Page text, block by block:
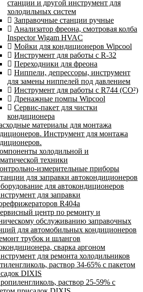
станции и другой инструмент для
холодильных систем
Заправочные станции ручные
Анализатор фреона, смотровая колба
Inspector Wigam HVAC
Мойки для кондиционеров Wipcool
Инструмент для работы с R-32
Переходники для фреона
Ниппели, депрессоры, инструмент
для замены ниппелей под давлением
Инструмент для работы с R744 (CO²)
Дренажные помпы Wipcool
Сервис-пакет для чистки
кондиционера
материалы для монтажа
Инструмент для монтажа
холодильной и
техники
измерительные приборы
для заправки автокондиционеров
для автокондиционеров
для заправки
R404a
центр по ремонту и
обслуживанию заправочных
для автомобильных кондиционеров
трубок и шлангов
сварка аргоном
для ремонта холодильников
раствор 34-65% с пакетом
DIXIS
раствор 25-59% с